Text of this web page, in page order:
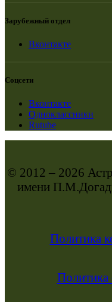
Зарубежный отдел
Вконтакте
Соцсети
Вконтакте
Одноклассники
Rutube
© 2012 – 2026
имени
Политика
Политика